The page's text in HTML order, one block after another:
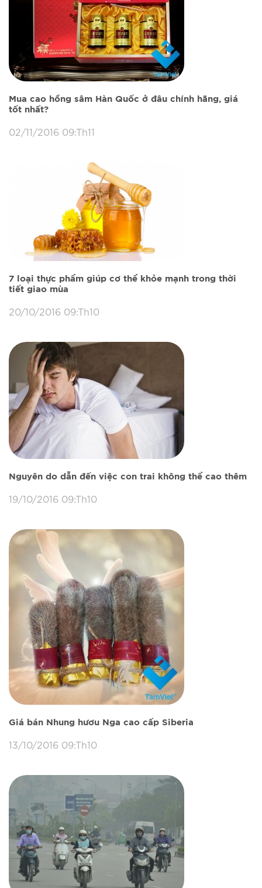
Mua cao hồng sâm Hàn Quốc ở đâu chính hãng, giá
tốt nhất?
02/11/2016 09:Th11
7 loại thực phẩm giúp cơ thể khỏe mạnh trong thời
tiết giao mùa
20/10/2016 09:Th10
Nguyên do dẫn đến việc con trai không thể cao thêm
19/10/2016 09:Th10
Giá bán Nhung hươu Nga cao cấp Siberia
13/10/2016 09:Th10